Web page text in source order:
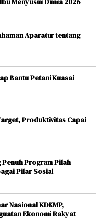
Menyusui Dunia 2026
Aparatur tentang
Bantu Petani Kuasai
Produktivitas Capai
Program Pilah
Pilar Sosial
Nasional KDKMP,
Ekonomi Rakyat